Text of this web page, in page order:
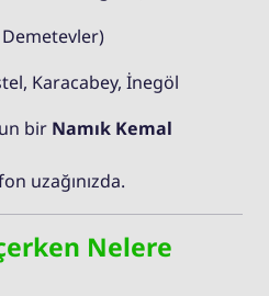
Demetevler)
Karacabey, İnegöl
bir Namık Kemal
uzağınızda.
Nelere